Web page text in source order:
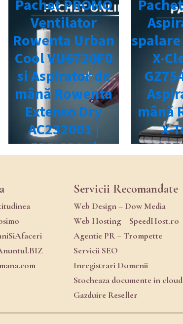
Servicii Recomandate
Web Design – Dow Media
Web Hosting – SpeedHost.ro
Agentie PR – Trompette
Servicii SEO
Inregistrari Domenii
Stocheaza documente in cloud
Gazduire Reseller